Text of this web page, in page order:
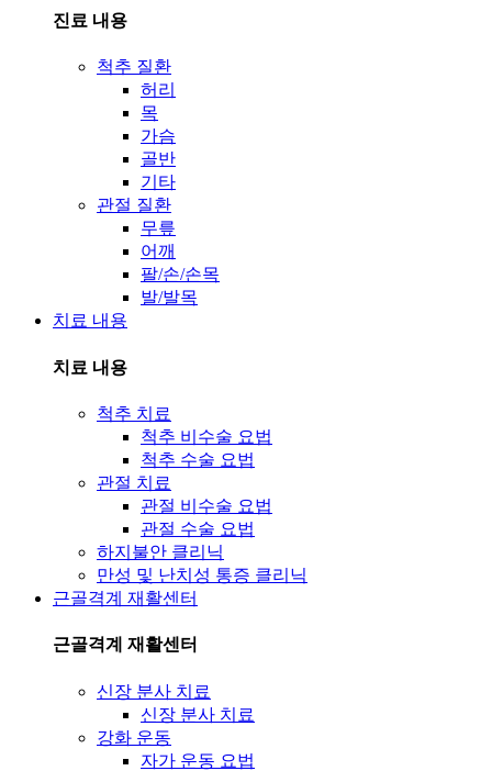
진료 내용
척추 질환
허리
목
가슴
골반
기타
관절 질환
무릎
어깨
팔/손/손목
발/발목
치료 내용
치료 내용
척추 치료
척추 비수술 요법
척추 수술 요법
관절 치료
관절 비수술 요법
관절 수술 요법
하지불안 클리닉
만성 및 난치성 통증 클리닉
근골격계 재활센터
근골격계 재활센터
신장 분사 치료
신장 분사 치료
강화 운동
자가 운동 요법